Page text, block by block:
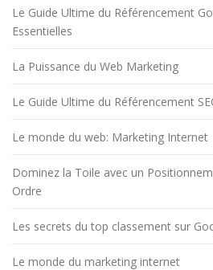
Le Guide Ultime du Référencement
Essentielles
La Puissance du Web Marketing
Le Guide Ultime du Référencement
Le monde du web: Marketing Internet
Dominez la Toile avec un
Ordre
Les secrets du top classement sur
Le monde du marketing internet